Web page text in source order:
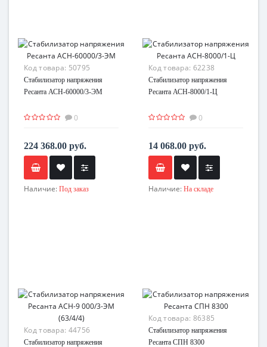
Код товара: 50795
Стабилизатор напряжения
Ресанта АСН-60000/3-ЭМ
0
224 368.00 руб.
Наличие: Под заказ
Код товара: 62238
Стабилизатор напряжения
Ресанта АСН-8000/1-Ц
0
14 068.00 руб.
Наличие: На складе
Код товара: 44756
Стабилизатор напряжения
Код товара: 86385
Стабилизатор напряжения
Ресанта СПН 8300